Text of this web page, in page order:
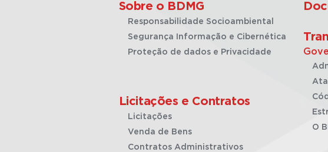
Sobre o BDMG
Responsabilidade Socioambiental
Segurança Informação e Cibernética
Proteção de dados e Privacidade
Licitações e Contratos
Licitações
Venda de Bens
Contratos Administrativos
O